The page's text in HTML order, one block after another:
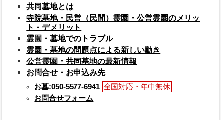
共同墓地とは
寺院墓地・民営（民間）霊園・公営霊園のメリッ
ト・デメリット
霊園・墓地でのトラブル
霊園・墓地の問題点による新しい動き
公営霊園・共同墓地の最新情報
お問合せ・お申込み先
お墓:050-5577-6941 全国対応・年中無休
お問合せフォーム